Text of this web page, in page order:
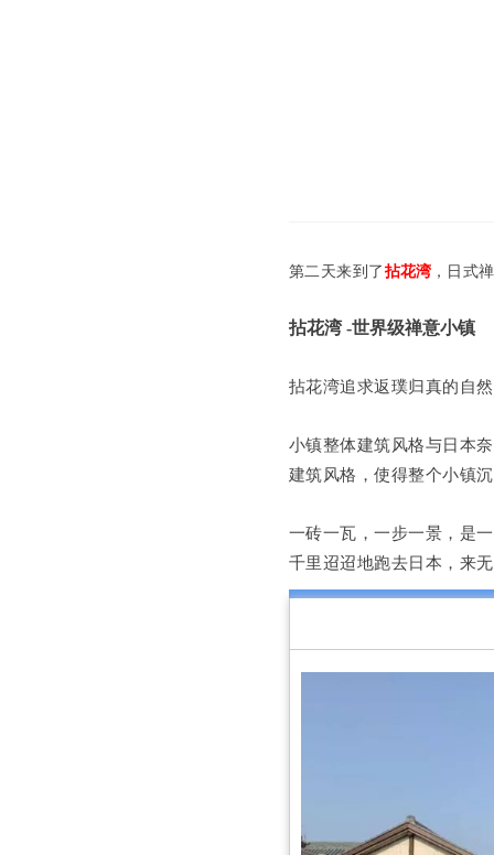
第二天来到了 拈花湾，日式
拈花湾 -世界级禅意小镇
拈花湾追求返璞归真的自
小镇整体建筑风格与日本
建筑风格，使得整个小镇
一砖一瓦，一步一景，是
千里迢迢地跑去日本，来